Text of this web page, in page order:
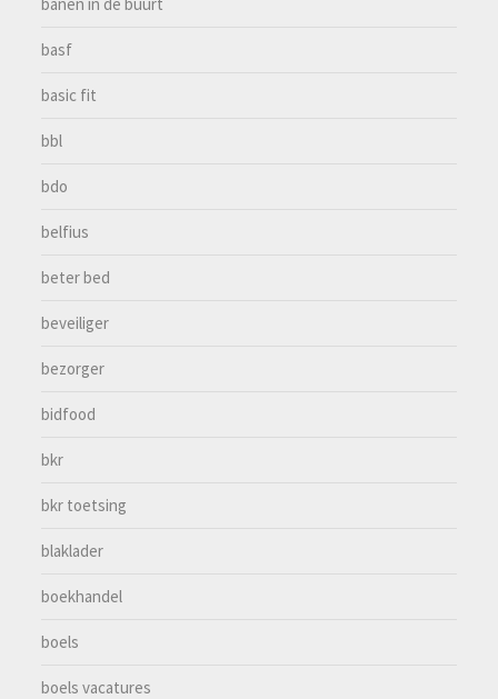
basf
basic fit
bbl
bdo
belfius
beter bed
beveiliger
bezorger
bidfood
bkr
bkr toetsing
blaklader
boekhandel
boels
boels vacatures